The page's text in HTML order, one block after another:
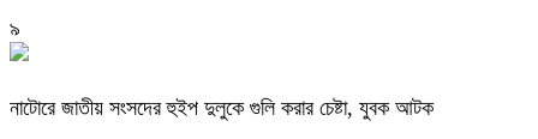
৯
নাটোরে জাতীয় সংসদের হুইপ দুলুকে গুলি করার চেষ্টা, যুবক আটক